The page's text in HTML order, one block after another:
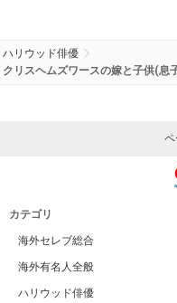
ハリウッド俳優
クリスヘムズワースの嫁と子供(息
カテゴリ
海外セレブ総合
海外有名人全般
ハリウッド俳優